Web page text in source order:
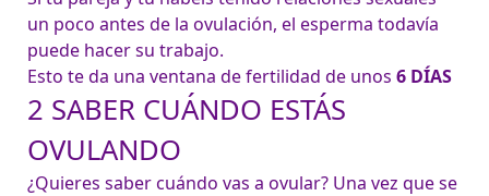
un poco antes de la ovulación, el esperma todavía
puede hacer su trabajo.
Esto te da una ventana de fertilidad de unos 6 DÍAS
2 SABER CUÁNDO ESTÁS
OVULANDO
¿Quieres saber cuándo vas a ovular? Una vez que se